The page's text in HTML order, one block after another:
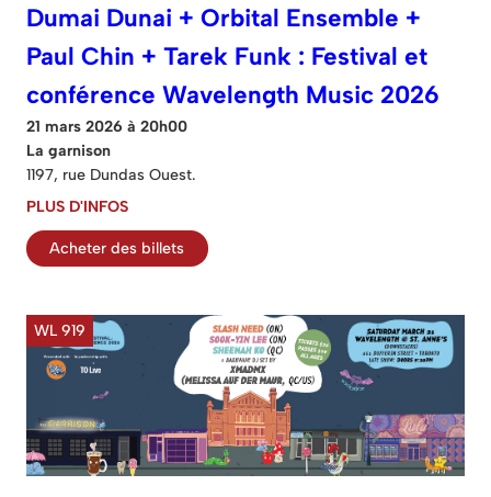
Dumai Dunai + Orbital Ensemble +
Paul Chin + Tarek Funk : Festival et
conférence Wavelength Music 2026
21 mars 2026 à 20h00
La garnison
1197, rue Dundas Ouest.
PLUS D'INFOS
Acheter des billets
WL 919